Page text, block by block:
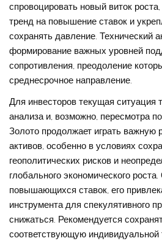
спровоцировать новый виток
тренд на повышение ставок и
сохранять давление. Технический
формирование важных уровней
сопротивления, преодоление
среднесрочное направление.
Для инвесторов текущая ситуация
анализа и, возможно, пересмотра
Золото продолжает играть важную
активов, особенно в условиях
геополитических рисков и
глобального экономического
повышающихся ставок, его
инструмента для спекулятивного
снижаться. Рекомендуется
соответствующую индивидуальной